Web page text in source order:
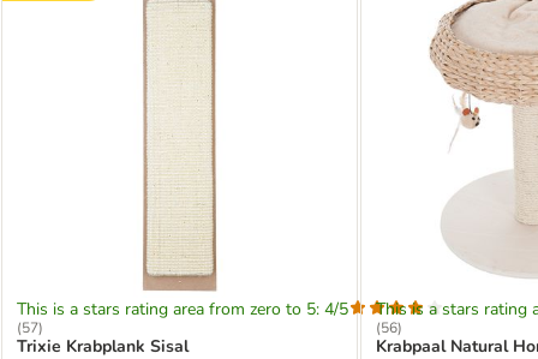
This is a stars rating area from zero to 5: 4/5
(57)
Trixie Krabplank Sisal
This is a stars rating
(56)
Krabpaal Natural